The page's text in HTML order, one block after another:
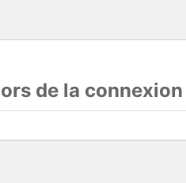
de la